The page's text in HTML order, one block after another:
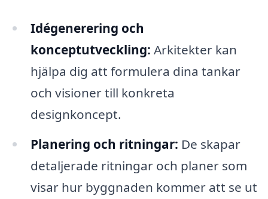
Idégenerering och
konceptutveckling: Arkitekter kan
hjälpa dig att formulera dina tankar
och visioner till konkreta
designkoncept.
Planering och ritningar: De skapar
detaljerade ritningar och planer som
visar hur byggnaden kommer att se ut